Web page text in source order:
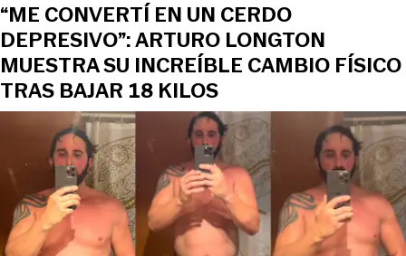
“ME CONVERTÍ EN UN CERDO
DEPRESIVO”: ARTURO LONGTON
MUESTRA SU INCREÍBLE CAMBIO FÍSICO
TRAS BAJAR 18 KILOS